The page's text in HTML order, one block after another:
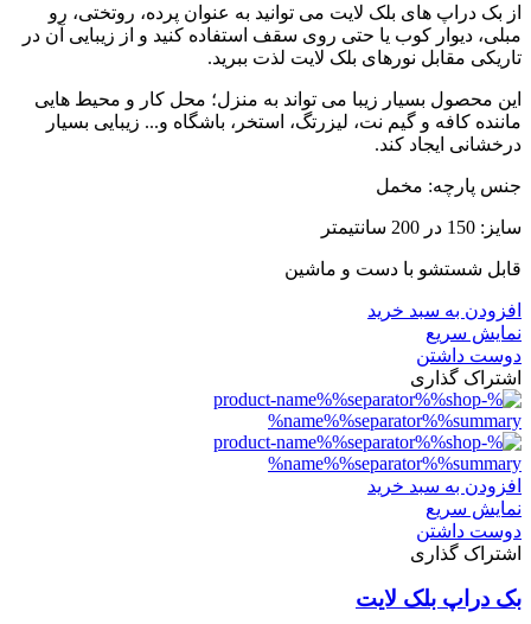
از بک دراپ های بلک لایت می توانید به عنوان پرده، روتختی، رو
مبلی، دیوار کوب یا حتی روی سقف استفاده کنید و از زیبایی آن در
تاریکی مقابل نورهای بلک لایت لذت ببرید.
این محصول بسیار زیبا می تواند به منزل؛ محل کار و محیط هایی
ماننده کافه و گیم نت، لیزرتگ، استخر، باشگاه و... زیبایی بسیار
درخشانی ایجاد کند.
جنس پارچه: مخمل
سایز: 150 در 200 سانتیمتر
قابل شستشو با دست و ماشین
افزودن به سبد خرید
نمایش سریع
دوست داشتن
اشتراک گذاری
افزودن به سبد خرید
نمایش سریع
دوست داشتن
اشتراک گذاری
بک دراپ بلک لایت